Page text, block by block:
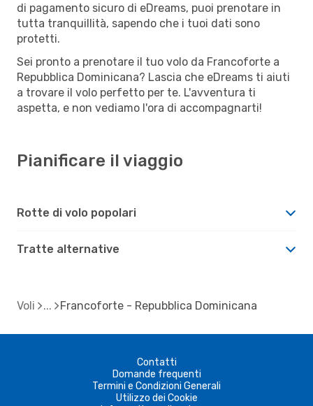
di pagamento sicuro di eDreams, puoi prenotare in
tutta tranquillità, sapendo che i tuoi dati sono
protetti.
Sei pronto a prenotare il tuo volo da Francoforte a
Repubblica Dominicana? Lascia che eDreams ti aiuti
a trovare il volo perfetto per te. L'avventura ti
aspetta, e non vediamo l'ora di accompagnarti!
Pianificare il viaggio
Rotte di volo popolari
Tratte alternative
Voli Francoforte - Repubblica Dominicana
Contatti
Domande frequenti
Termini e Condizioni Generali
Utilizzo dei Cookie